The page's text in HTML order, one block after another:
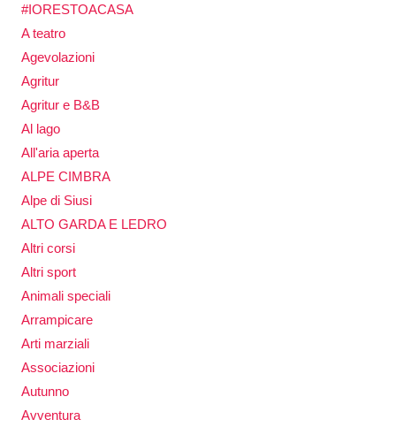
#IORESTOACASA
A teatro
Agevolazioni
Agritur
Agritur e B&B
Al lago
All'aria aperta
ALPE CIMBRA
Alpe di Siusi
ALTO GARDA E LEDRO
Altri corsi
Altri sport
Animali speciali
Arrampicare
Arti marziali
Associazioni
Autunno
Avventura